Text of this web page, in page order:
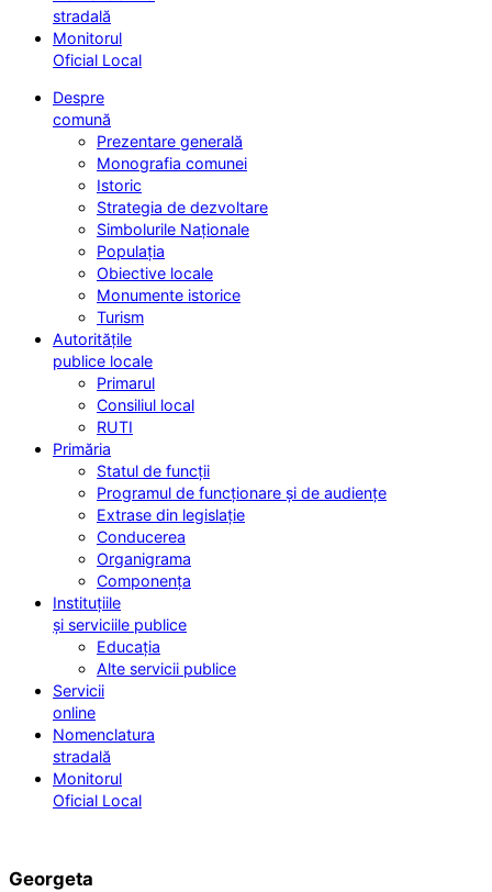
stradală
Monitorul
Oficial Local
Despre
comună
Prezentare generală
Monografia comunei
Istoric
Strategia de dezvoltare
Simbolurile Naționale
Populația
Obiective locale
Monumente istorice
Turism
Autoritățile
publice locale
Primarul
Consiliul local
RUTI
Primăria
Statul de funcții
Programul de funcționare și de audiențe
Extrase din legislație
Conducerea
Organigrama
Componența
Instituțiile
și serviciile publice
Educația
Alte servicii publice
Servicii
online
Nomenclatura
stradală
Monitorul
Oficial Local
Georgeta